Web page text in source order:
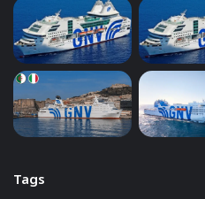
Tags